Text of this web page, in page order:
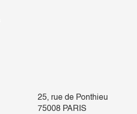
25, rue de Ponthieu
75008 PARIS